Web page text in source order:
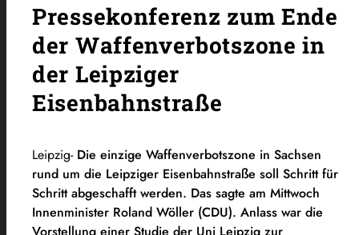
Pressekonferenz zum Ende
der Waffenverbotszone in
der Leipziger
Eisenbahnstraße
Leipzig- Die einzige Waffenverbotszone in Sachsen
rund um die Leipziger Eisenbahnstraße soll Schritt für
Schritt abgeschafft werden. Das sagte am Mittwoch
Innenminister Roland Wöller (CDU). Anlass war die
Vorstellung einer Studie der Uni Leipzig zur